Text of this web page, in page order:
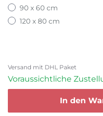
90 x 60 cm
120 x 80 cm
Versand mit DHL Paket
Voraussichtliche
In den